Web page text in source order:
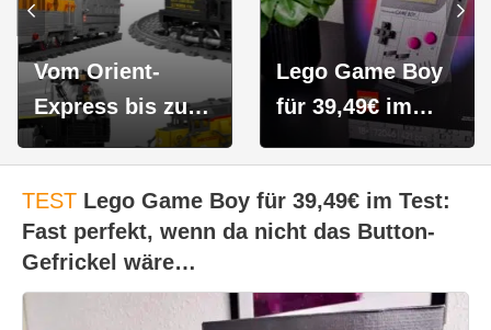
Vom Orient-
Express bis zum
Güterzug: Die
Eisenbahn-Sets -
Perfekte
Lego Game Boy
für 39,49€ im
Test: Fast
nicht das Button-
Gefrickel wäre...
TEST Lego Game Boy für 39,49€ im Test:
Fast perfekt, wenn da nicht das Button-
Gefrickel wäre…